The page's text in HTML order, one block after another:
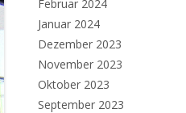
Februar 2024
Januar 2024
Dezember 2023
November 2023
Oktober 2023
September 2023